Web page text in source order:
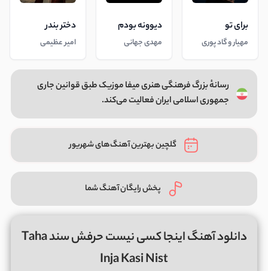
برای تو
مهیار و گاد پوری
دیوونه بودم
مهدی جهانی
دختر بندر
امیر عظیمی
رسانهٔ بزرگ فرهنگی هنری میفا موزیک طبق قوانین جاری
جمهوری اسلامی ایران فعالیت می‌کند.
گلچین بهترین آهنگ‌های شهریور
پخش رایگان آهنگ شما
دانلود آهنگ اینجا کسی نیست حرفش سند Taha
Inja Kasi Nist